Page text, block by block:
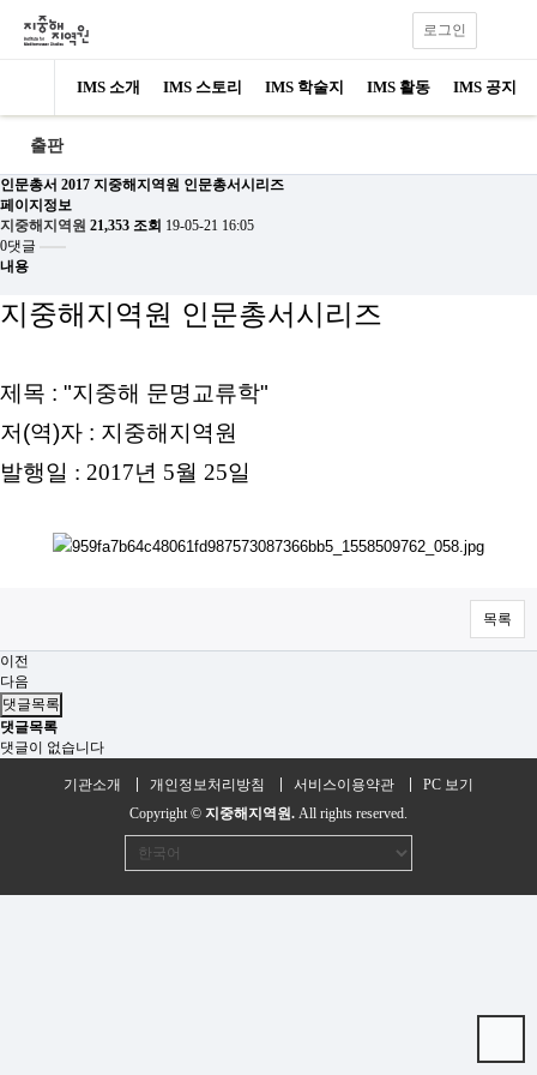
IMS 소개 IMS 스토리 IMS 학술지 IMS 활동 IMS 공지
로그인
출판
인문총서 2017 지중해지역원 인문총서시리즈
페이지정보
지중해지역원 21,353 조회 19-05-21 16:05
0댓글
내용
지중해지역원 인문총서시리즈
제목 : "지중해 문명교류학"
저(역)자 : 지중해지역원
발행일 : 2017년 5월 25일
목록
이전
다음
댓글목록
댓글목록
댓글이 없습니다
기관소개 개인정보처리방침 서비스이용약관
PC 보기
Copyright © 지중해지역원. All rights reserved.